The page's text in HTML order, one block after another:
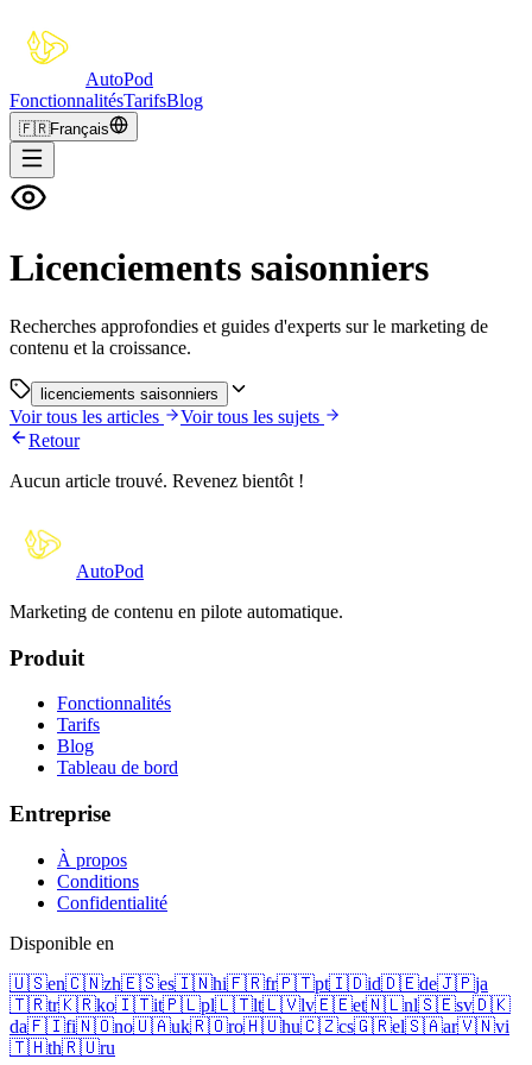
AutoPod
FonctionnalitésTarifsBlog
🇫🇷Français
Licenciements saisonniers
Recherches approfondies et guides d'experts sur le marketing de
contenu et la croissance.
licenciements saisonniers
Voir tous les articles
Voir tous les sujets
Retour
Aucun article trouvé. Revenez bientôt !
AutoPod
Marketing de contenu en pilote automatique.
Produit
Fonctionnalités
Tarifs
Blog
Tableau de bord
Entreprise
À propos
Conditions
Confidentialité
Disponible en
🇺🇸en🇨🇳zh🇪🇸es🇮🇳hi🇫🇷fr🇵🇹pt🇮🇩id🇩🇪de🇯🇵ja
🇹🇷tr🇰🇷ko🇮🇹it🇵🇱pl🇱🇹lt🇱🇻lv🇪🇪et🇳🇱nl🇸🇪sv🇩🇰
da🇫🇮fi🇳🇴no🇺🇦uk🇷🇴ro🇭🇺hu🇨🇿cs🇬🇷el🇸🇦ar🇻🇳vi
🇹🇭th🇷🇺ru